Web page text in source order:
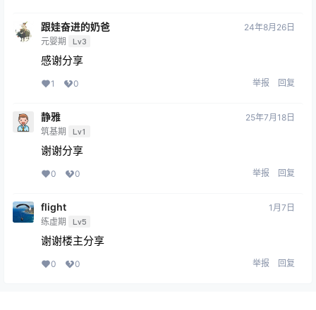
跟娃奋进的奶爸
元婴期 Lv3
24年8月26日
感谢分享
1 0 举报 回复
静雅
筑基期 Lv1
25年7月18日
谢谢分享
0 0 举报 回复
flight
练虚期 Lv5
1月7日
谢谢楼主分享
0 0 举报 回复